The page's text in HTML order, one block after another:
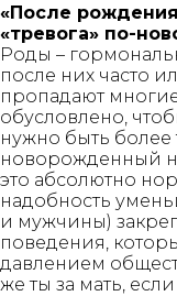
«После
«тревога» по-
Роды –
после них часто
пропадают
обусловлено,
нужно быть более
новорожденный
это абсолютно
надобность
и мужчины)
поведения,
давлением
же ты за мать,